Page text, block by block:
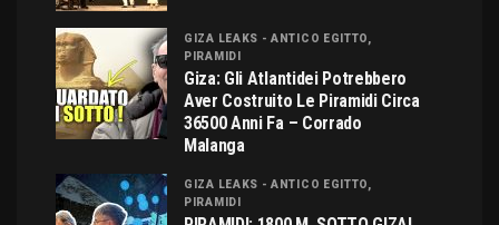
GIZA LEAKS - ANTICO EGITTO,
PIRAMIDI
Giza: Gli Atlantidei Potrebbero
Aver Costruito Le Piramidi Circa
36500 Anni Fa – Corrado
Malanga
GIZA LEAKS - ANTICO EGITTO,
PIRAMIDI